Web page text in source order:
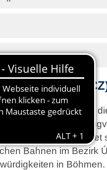
Böhmen
Broschüre finden Sie
Bus- und
zum Elbe-Labe-
Bahnen im Bezirk
in Böhmen.